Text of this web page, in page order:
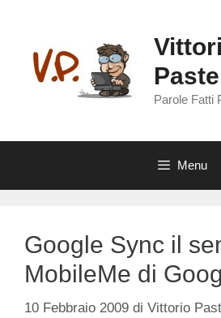
contenuto
Parole Fatti
Menu
Google Sync il
MobileMe di
10 Febbraio 2009 di Vittorio